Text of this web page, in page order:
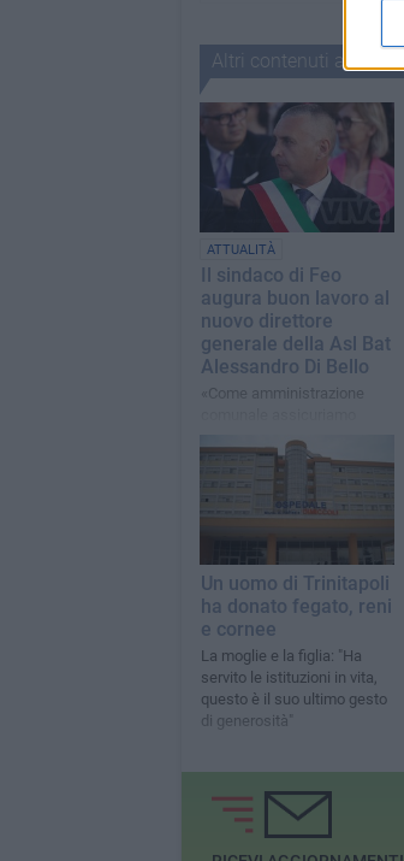
Altri contenuti a tema
ATTUALITÀ
Il sindaco di Feo
augura buon lavoro al
nuovo direttore
generale della Asl Bat
Alessandro Di Bello
«Come amministrazione
piena collaborazione
istituzionale nell’interesse
della comunità»
Un uomo di Trinitapoli
ha donato fegato, reni
e cornee
La moglie e la figlia: "Ha
servito le istituzioni in vita,
questo è il suo ultimo gesto
di generosità"